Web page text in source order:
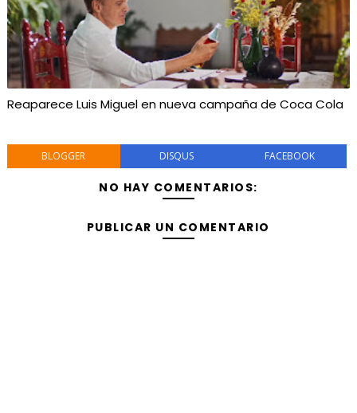
Reaparece Luis Miguel en nueva campaña de Coca Cola
BLOGGER DISQUS FACEBOOK
NO HAY COMENTARIOS:
PUBLICAR UN COMENTARIO